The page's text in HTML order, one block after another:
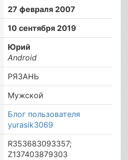
27 февраля 2007
10 сентября 2019
Юрий
Android
РЯЗАНЬ
Мужской
Блог пользователя
yurasik3069
R353683093357;
Z137403879303